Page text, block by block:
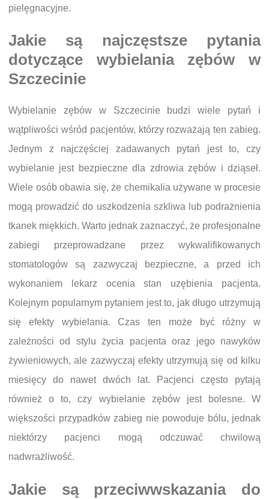
pielęgnacyjne.
Jakie są najczęstsze pytania
dotyczące wybielania zębów w
Szczecinie
Wybielanie zębów w Szczecinie budzi wiele pytań i
wątpliwości wśród pacjentów, którzy rozważają ten zabieg.
Jednym z najczęściej zadawanych pytań jest to, czy
wybielanie jest bezpieczne dla zdrowia zębów i dziąseł.
Wiele osób obawia się, że chemikalia używane w procesie
mogą prowadzić do uszkodzenia szkliwa lub podrażnienia
tkanek miękkich. Warto jednak zaznaczyć, że profesjonalne
zabiegi przeprowadzane przez wykwalifikowanych
stomatologów są zazwyczaj bezpieczne, a przed ich
wykonaniem lekarz ocenia stan uzębienia pacjenta.
Kolejnym popularnym pytaniem jest to, jak długo utrzymują
się efekty wybielania. Czas ten może być różny w
zależności od stylu życia pacjenta oraz jego nawyków
żywieniowych, ale zazwyczaj efekty utrzymują się od kilku
miesięcy do nawet dwóch lat. Pacjenci często pytają
również o to, czy wybielanie zębów jest bolesne. W
większości przypadków zabieg nie powoduje bólu, jednak
niektórzy pacjenci mogą odczuwać chwilową
nadwrażliwość.
Jakie są przeciwwskazania do